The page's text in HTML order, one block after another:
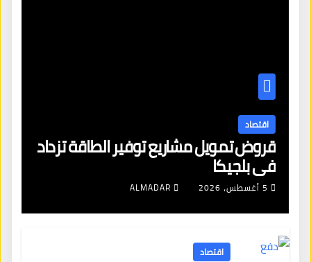
اقتصاد
قروض تمويل مشاريع توفير الطاقة تزداد
في بلجيكا
5 أغسطس، 2026 ALMADAR
اقتصاد